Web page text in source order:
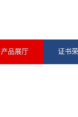
产品展厅 证书